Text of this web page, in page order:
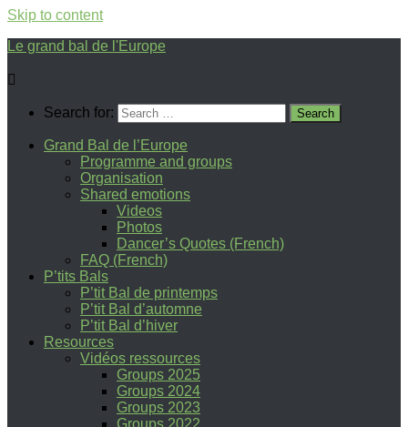
Skip to content
Le grand bal de l'Europe
Search for:
Grand Bal de l’Europe
Programme and groups
Organisation
Shared emotions
Videos
Photos
Dancer’s Quotes (French)
FAQ (French)
P’tits Bals
P’tit Bal de printemps
P’tit Bal d’automne
P’tit Bal d’hiver
Resources
Vidéos ressources
Groups 2025
Groups 2024
Groups 2023
Groups 2022